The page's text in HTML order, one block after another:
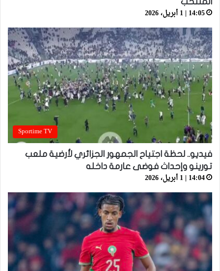
14:05 | 1 أبريل، 2026
Sportime TV
فيديو.. لحظة اجتياح الجمهور الجزائري لأرضية ملعب
تورينو وإحداث فوضى عارمة داخله
14:04 | 1 أبريل، 2026